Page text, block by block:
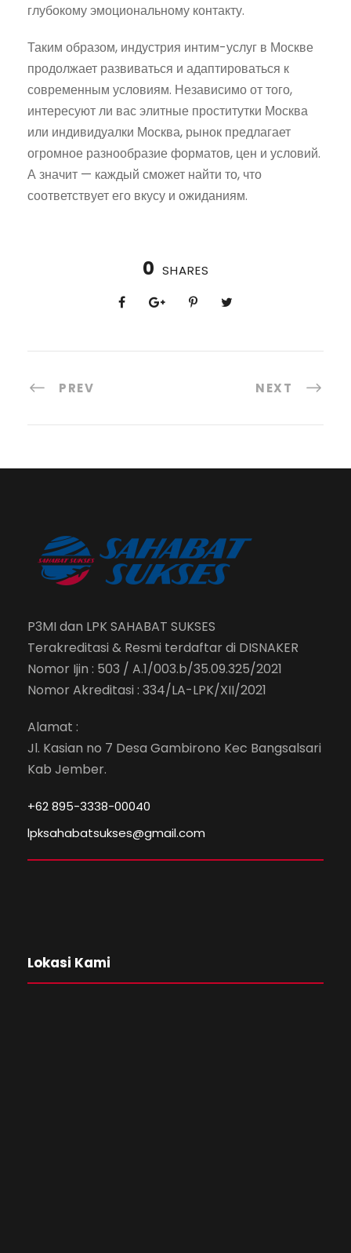
глубокому эмоциональному контакту.
Таким образом, индустрия интим-услуг в Москве
продолжает развиваться и адаптироваться к
современным условиям. Независимо от того,
интересуют ли вас элитные проститутки Москва
или индивидуалки Москва, рынок предлагает
огромное разнообразие форматов, цен и условий.
А значит — каждый сможет найти то, что
соответствует его вкусу и ожиданиям.
0 SHARES
PREV NEXT
P3MI dan LPK SAHABAT SUKSES
Terakreditasi & Resmi terdaftar di DISNAKER
Nomor Ijin : 503 / A.1/003.b/35.09.325/2021
Nomor Akreditasi : 334/LA-LPK/XII/2021
Alamat :
Jl. Kasian no 7 Desa Gambirono Kec Bangsalsari
Kab Jember.
+62 895-3338-00040
lpksahabatsukses@gmail.com
Lokasi Kami